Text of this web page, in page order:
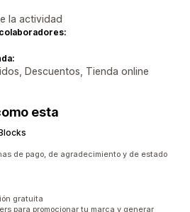
la actividad
Descuentos, Tienda online
esta
de pago, de agradecimiento y de estado
gratuita
para promocionar tu marca y generar